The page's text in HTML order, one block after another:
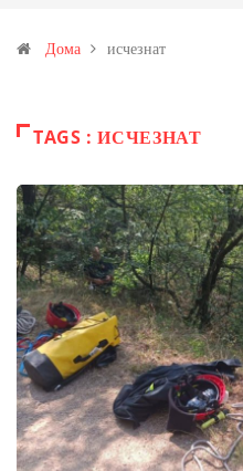
Дома исчезнат
TAGS : ИСЧЕЗНАТ